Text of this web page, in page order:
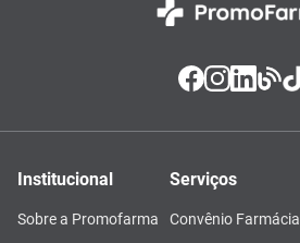
Institucional
Sobre a Promofarma
Serviços
Convênio Farmácia